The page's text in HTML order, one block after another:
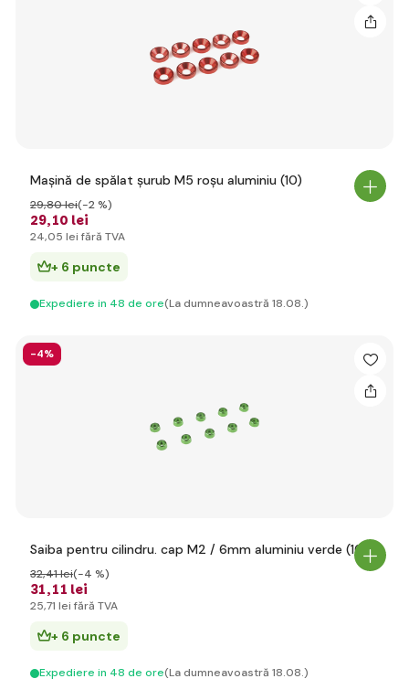
Mașină de spălat șurub M5 roșu aluminiu (10)
29,10 lei
29,80 lei(-2 %)
24,05 lei fără TVA
+ 6 puncte
Expediere in 48 de ore(La dumneavoastră 18.08.)
-4%
Saiba pentru cilindru. cap M2 / 6mm aluminiu verde (10)
31,11 lei
32,41 lei(-4 %)
25,71 lei fără TVA
+ 6 puncte
Expediere in 48 de ore(La dumneavoastră 18.08.)